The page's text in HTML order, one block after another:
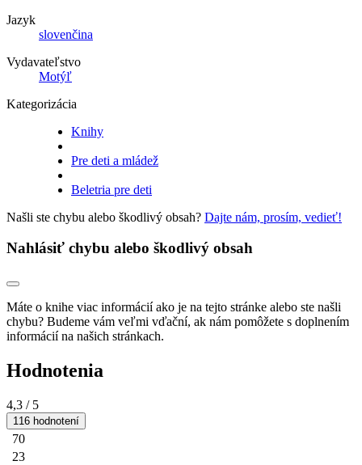
Jazyk
slovenčina
Vydavateľstvo
Motýľ
Kategorizácia
Knihy
Pre deti a mládež
Beletria pre deti
Našli ste chybu alebo škodlivý obsah? Dajte nám, prosím, vedieť!
Nahlásiť chybu alebo škodlivý obsah
Máte o knihe viac informácií ako je na tejto stránke alebo ste našli
chybu? Budeme vám veľmi vďační, ak nám pomôžete s doplnením
informácií na našich stránkach.
Hodnotenia
4,3 / 5
116 hodnotení
70
23